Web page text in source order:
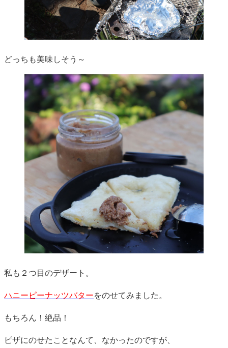
どっちも美味しそう～
私も２つ目のデザート。
ハニーピーナッツバターをのせてみました。
もちろん！絶品！
ピザにのせたことなんて、なかったのですが、